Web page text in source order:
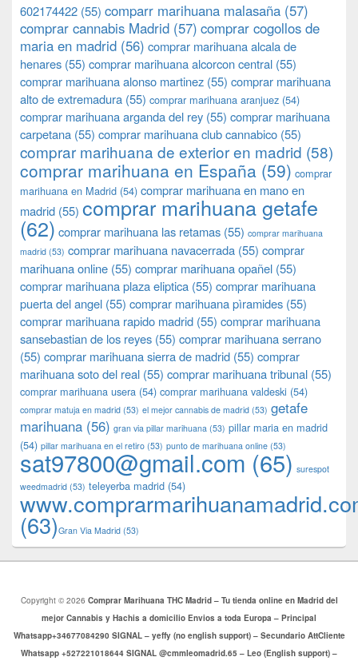
602174422 (55) comparr marihuana malasaña (57)
comprar cannabis Madrid (57) comprar cogollos de
maria en madrid (56) comprar marihuana alcala de
henares (55) comprar marihuana alcorcon central (55)
comprar marihuana alonso martinez (55) comprar marihuana
alto de extremadura (55) comprar marihuana aranjuez (54)
comprar marihuana arganda del rey (55) comprar marihuana
carpetana (55) comprar marihuana club cannabico (55)
comprar marihuana de exterior en madrid (58)
comprar marihuana en España (59) comprar
marihuana en Madrid (54) comprar marihuana en mano en
madrid (55) comprar marihuana getafe
(62) comprar marihuana las retamas (55) comprar marihuana
madrid (53) comprar marihuana navacerrada (55) comprar
marihuana online (55) comprar marihuana opañel (55)
comprar marihuana plaza eliptica (55) comprar marihuana
puerta del angel (55) comprar marihuana pìramides (55)
comprar marihuana rapido madrid (55) comprar marihuana
sansebastian de los reyes (55) comprar marihuana serrano
(55) comprar marihuana sierra de madrid (55) comprar
marihuana soto del real (55) comprar marihuana tribunal (55)
comprar marihuana usera (54) comprar marihuana valdeski (54)
comprar matuja en madrid (53) el mejor cannabis de madrid (53) getafe
marihuana (56) gran via pillar marihuana (53) pillar maria en madrid
(54) pillar marihuana en el retiro (53) punto de marihuana online (53)
sat97800@gmail.com (65) surespot
weedmadrid (53) teleyerba madrid (54)
(63)​​Gran Via Madrid (53)
Copyright © 2026 Comprar Marihuana THC Madrid – Tu tienda online en Madrid del
mejor Cannabis y Hachis a domicilio Envios a toda Europa – Principal
Whatsapp+34677084290 SIGNAL – yeffy (no english support) – Secundario AttCliente
Whatsapp +527221018644 SIGNAL @cmmleomadrid.65 – Leo (English support) –